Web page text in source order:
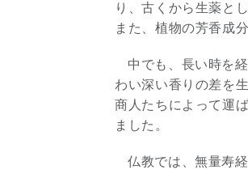
り、古くから生薬と
また、植物の芳香成
中でも、長い時を
わい深い香りの差を
商人たちによって運
ました。
仏教では、無量寿